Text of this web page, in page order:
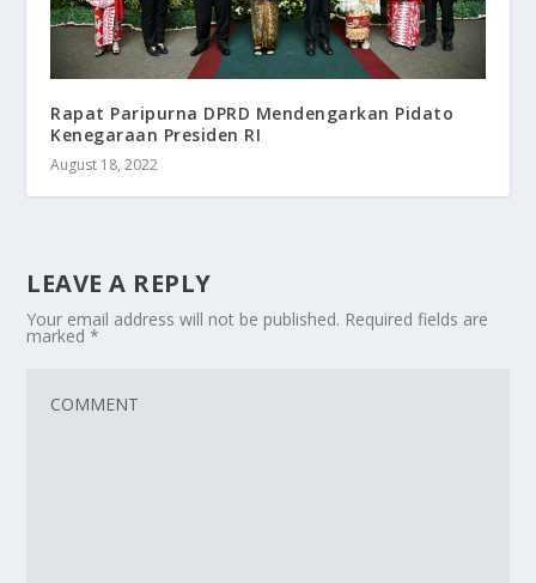
Rapat Paripurna DPRD Mendengarkan Pidato
Kenegaraan Presiden RI
August 18, 2022
LEAVE A REPLY
Your email address will not be published. Required fields are
marked*